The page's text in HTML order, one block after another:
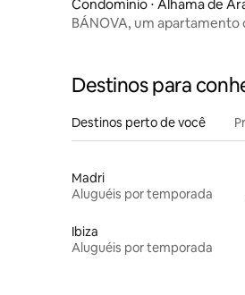
Condomínio ⋅ Alhama de
ón
BÁNOVA, um apartamento
Destinos para
Destinos perto de você
Madri
Aluguéis por temporada
Ibiza
Aluguéis por temporada